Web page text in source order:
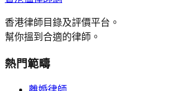
香港律師目錄及評價平台。
幫你搵到合適的律師。
熱門範疇